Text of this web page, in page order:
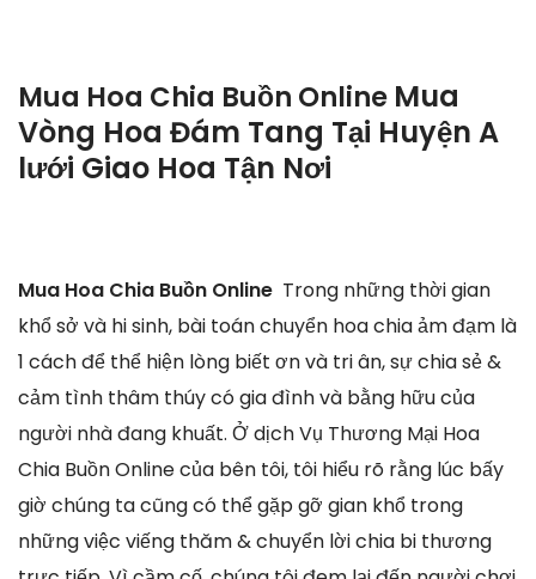
Mua Hoa Chia Buồn Online Mua
Vòng Hoa Đám Tang Tại Huyện A
lưới Giao Hoa Tận Nơi
Mua Hoa Chia Buồn Online Trong những thời gian
khổ sở và hi sinh, bài toán chuyển hoa chia ảm đạm là
1 cách để thể hiện lòng biết ơn và tri ân, sự chia sẻ &
cảm tình thâm thúy có gia đình và bằng hữu của
người nhà đang khuất. Ở dịch Vụ Thương Mại Hoa
Chia Buồn Online của bên tôi, tôi hiểu rõ rằng lúc bấy
giờ chúng ta cũng có thể gặp gỡ gian khổ trong
những việc viếng thăm & chuyển lời chia bi thương